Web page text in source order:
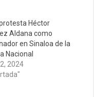
Héctor
Aldana como
en Sinaloa de la
Nacional
2024